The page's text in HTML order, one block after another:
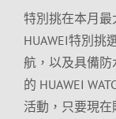
特別挑在本月
HUAWEI特別挑
航，以及具備
的 HUAWEI
活動，只要現